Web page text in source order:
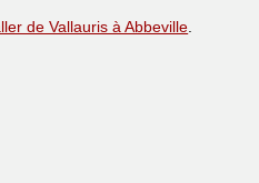
de Vallauris à Abbeville.